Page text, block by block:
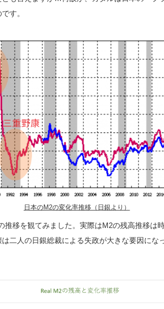
す。
日本のM2の変化率推移（日銀より）
移を観てみました。実際はM2の残高推移は
二人の日銀総裁による失政が大きな要因にな